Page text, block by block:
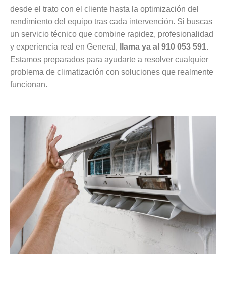
desde el trato con el cliente hasta la optimización del
rendimiento del equipo tras cada intervención. Si buscas
un servicio técnico que combine rapidez, profesionalidad
y experiencia real en General,
llama ya al 910 053 591.
Estamos preparados para ayudarte a resolver cualquier
problema de climatización con soluciones que realmente
funcionan.